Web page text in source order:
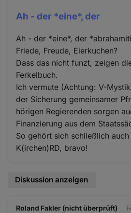
Ah - der *eine*, der
Ah - der *eine*, der
Friede, Freude, Eierkuchen?
Dass das nicht funzt, zeigen
Ferkelbuch.
Ich vermute (Achtung: V-
der Sicherung gemeinsamer
hörigen Regierenden sorgen
Finanzierung aus dem
So gehört sich schließlich
K(irchen)RD, bravo!
Diskussion anzeigen
Roland Fakler (nicht überprüft)